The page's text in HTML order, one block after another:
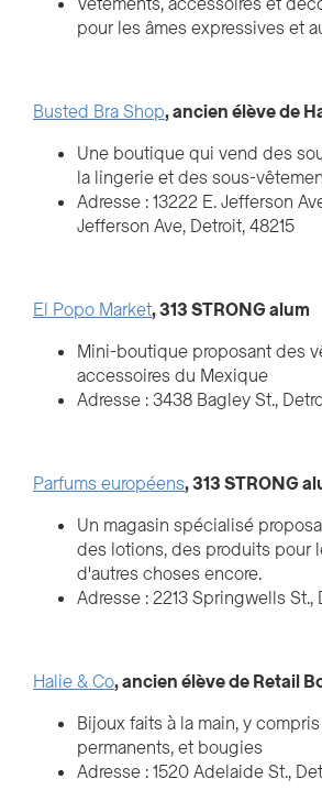
pour les âmes expressives et
Busted Bra Shop, ancien élève de
Une boutique qui vend des
la lingerie et des sous-
Adresse : 13222 E. Jefferson
Jefferson Ave, Detroit, 48215
El Popo Market, 313 STRONG alum
Mini-boutique proposant des
accessoires du Mexique
Adresse : 3438 Bagley St.,
Parfums européens, 313 STRONG
Un magasin spécialisé
des lotions, des produits pour
d'autres choses encore.
Adresse : 2213 Springwells St.,
Halie & Co, ancien élève de Retail
Bijoux faits à la main, y
permanents, et bougies
Adresse : 1520 Adelaide St.,